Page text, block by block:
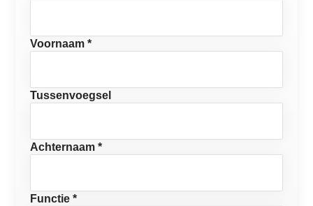
Voornaam *
Tussenvoegsel
Achternaam *
Functie *